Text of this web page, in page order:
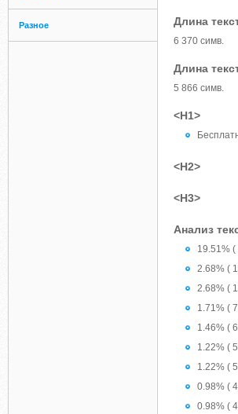
Разное Длина
6 370 симв.
Длина
5 866 симв.
<H1>
<H2>
<H3>
Анализ
19.51% (
2.68% (
2.68% (
1.71% (
1.46% (
1.22% (
1.22% (
0.98% (
0.98% (